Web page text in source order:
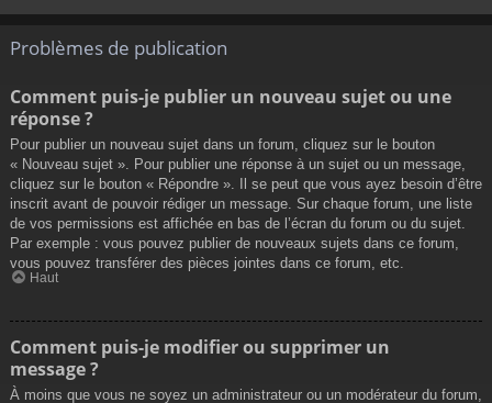
Problèmes de publication
Comment puis-je publier un nouveau sujet ou une
réponse ?
Pour publier un nouveau sujet dans un forum, cliquez sur le bouton
« Nouveau sujet ». Pour publier une réponse à un sujet ou un message,
cliquez sur le bouton « Répondre ». Il se peut que vous ayez besoin d’être
inscrit avant de pouvoir rédiger un message. Sur chaque forum, une liste
de vos permissions est affichée en bas de l’écran du forum ou du sujet.
Par exemple : vous pouvez publier de nouveaux sujets dans ce forum,
vous pouvez transférer des pièces jointes dans ce forum, etc.
Haut
Comment puis-je modifier ou supprimer un
message ?
À moins que vous ne soyez un administrateur ou un modérateur du forum,